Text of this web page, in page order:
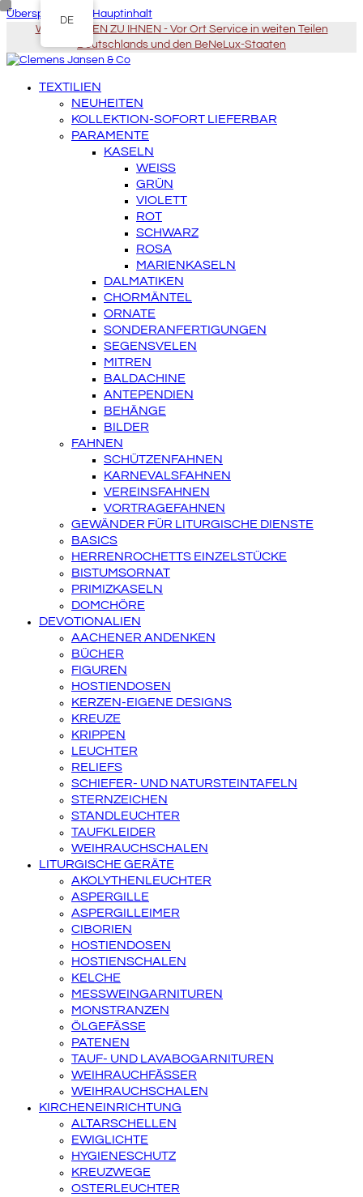
Überspringen zu Hauptinhalt
WIR KOMMEN ZU IHNEN - Vor Ort Service in weiten Teilen
Deutschlands und den BeNeLux-Staaten
TEXTILIEN
NEUHEITEN
KOLLEKTION-SOFORT LIEFERBAR
PARAMENTE
KASELN
WEISS
GRÜN
VIOLETT
ROT
SCHWARZ
ROSA
MARIENKASELN
DALMATIKEN
CHORMÄNTEL
ORNATE
SONDERANFERTIGUNGEN
SEGENSVELEN
MITREN
BALDACHINE
ANTEPENDIEN
BEHÄNGE
BILDER
FAHNEN
SCHÜTZENFAHNEN
KARNEVALSFAHNEN
VEREINSFAHNEN
VORTRAGEFAHNEN
GEWÄNDER FÜR LITURGISCHE DIENSTE
BASICS
HERRENROCHETTS EINZELSTÜCKE
BISTUMSORNAT
PRIMIZKASELN
DOMCHÖRE
DEVOTIONALIEN
AACHENER ANDENKEN
BÜCHER
FIGUREN
HOSTIENDOSEN
KERZEN-EIGENE DESIGNS
KREUZE
KRIPPEN
LEUCHTER
RELIEFS
SCHIEFER- UND NATURSTEINTAFELN
STERNZEICHEN
STANDLEUCHTER
TAUFKLEIDER
WEIHRAUCHSCHALEN
LITURGISCHE GERÄTE
AKOLYTHENLEUCHTER
ASPERGILLE
ASPERGILLEIMER
CIBORIEN
HOSTIENDOSEN
HOSTIENSCHALEN
KELCHE
MESSWEINGARNITUREN
MONSTRANZEN
ÖLGEFÄSSE
PATENEN
TAUF- UND LAVABOGARNITUREN
WEIHRAUCHFÄSSER
WEIHRAUCHSCHALEN
KIRCHENEINRICHTUNG
ALTARSCHELLEN
EWIGLICHTE
HYGIENESCHUTZ
KREUZWEGE
OSTERLEUCHTER
DE